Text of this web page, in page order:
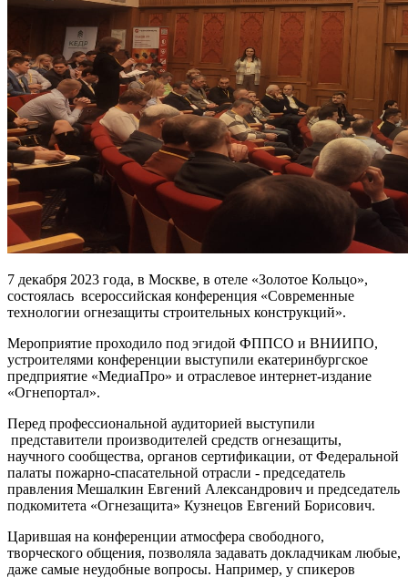
7 декабря 2023 года, в Москве, в отеле «Золотое Кольцо»,
состоялась всероссийская конференция «Современные
технологии огнезащиты строительных конструкций».
Мероприятие проходило под эгидой ФППСО и ВНИИПО,
устроителями конференции выступили екатеринбургское
предприятие «МедиаПро» и отраслевое интернет-издание
«Огнепортал».
Перед профессиональной аудиторией выступили
представители производителей средств огнезащиты,
научного сообщества, органов сертификации, от Федеральной
палаты пожарно-спасательной отрасли - председатель
правления Мешалкин Евгений Александрович и председатель
подкомитета «Огнезащита» Кузнецов Евгений Борисович.
Царившая на конференции атмосфера свободного,
творческого общения, позволяла задавать докладчикам любые,
даже самые неудобные вопросы. Например, у спикеров